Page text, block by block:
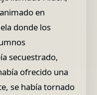
en
donde los
secuestrado,
ofrecido una
se había tornado